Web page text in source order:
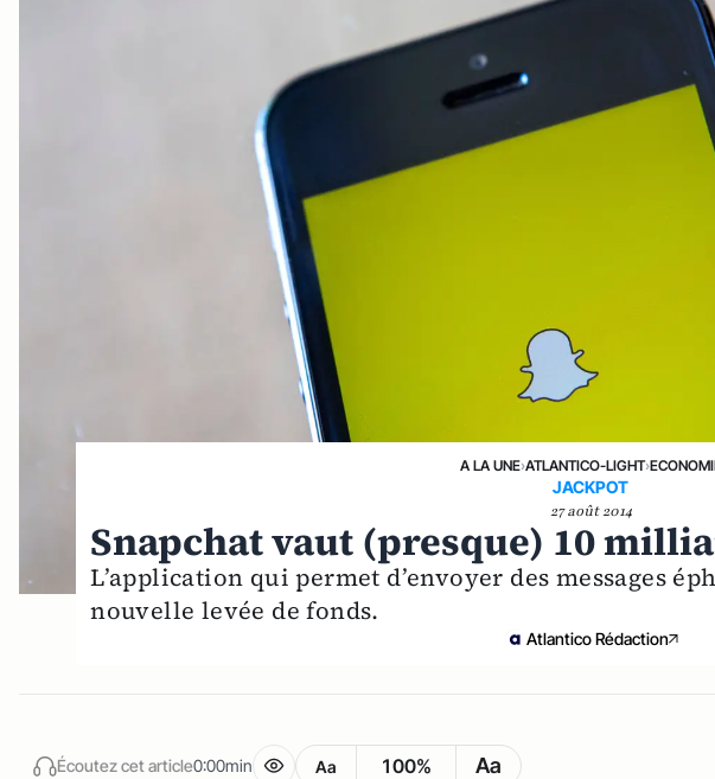
A LA UNE›ATLANTICO-LIGHT›
JACKPOT
27 août 2014
Snapchat vaut (presque) 10
L’application qui permet d’envoyer des messages
nouvelle levée de fonds.
Atlantico Rédaction
Écoutez cet article0:00min Aa 100% Aa